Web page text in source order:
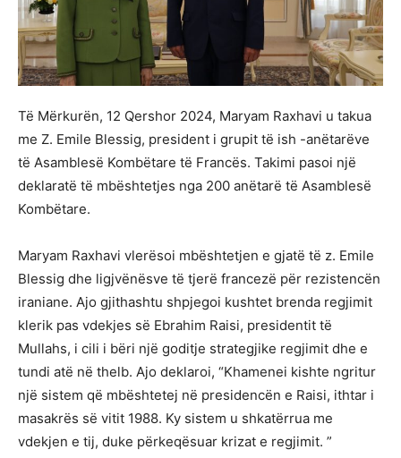
Të Mërkurën, 12 Qershor 2024, Maryam Raxhavi u takua
me Z. Emile Blessig, president i grupit të ish -anëtarëve
të Asamblesë Kombëtare të Francës. Takimi pasoi një
deklaratë të mbështetjes nga 200 anëtarë të Asamblesë
Kombëtare.
Maryam Raxhavi vlerësoi mbështetjen e gjatë të z. Emile
Blessig dhe ligjvënësve të tjerë francezë për rezistencën
iraniane. Ajo gjithashtu shpjegoi kushtet brenda regjimit
klerik pas vdekjes së Ebrahim Raisi, presidentit të
Mullahs, i cili i bëri një goditje strategjike regjimit dhe e
tundi atë në thelb. Ajo deklaroi, “Khamenei kishte ngritur
një sistem që mbështetej në presidencën e Raisi, ithtar i
masakrës së vitit 1988. Ky sistem u shkatërrua me
vdekjen e tij, duke përkeqësuar krizat e regjimit. ”